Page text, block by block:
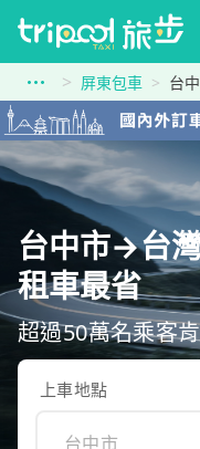
屏東包車 台
台中市→台
租車最省
超過50萬名乘客
上車地點